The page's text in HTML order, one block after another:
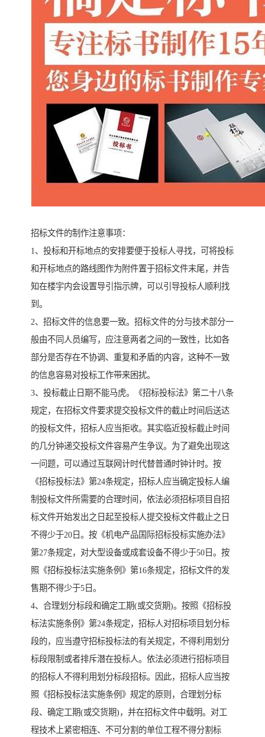
招标文件的制作注意事项：
1、投标和开标地点的安排要便于投标人寻找，可将投标
和开标地点的路线图作为附件置于招标文件末尾，并告
知在楼宇内会设置导引指示牌，可以引导投标人顺利找
到。
2、招标文件的信息要一致。招标文件的分与技术部分一
般由不同人员编写，应注意两者之间的一致性，比如各
部分是否存在不协调、重复和矛盾的内容，这种不一致
的信息容易对投标工作带来困扰。
3、投标截止日期不能马虎。《招标投标法》第二十八条
规定，在招标文件要求提交投标文件的截止时间后送达
的投标文件，招标人应当拒收。其实临近投标截止时间
的几分钟递交投标文件容易产生争议。为了避免出现这
一问题，可以通过互联网计时代替普通时钟计时。按
《招标投标法》第24条规定，招标人应当确定投标人编
制投标文件所需要的合理时间，依法必须招标项目自招
标文件开始发出之日起至投标人提交投标文件截止之日
不得少于20日。按《机电产品国际招标投标实施办法》
第27条规定，对大型设备或成套设备不得少于50日。按
照《招标投标法实施条例》第16条规定，招标文件的发
售期不得少于5日。
4、合理划分标段和确定工期(或交货期)。按照《招标投
标法实施条例》第24条规定，招标人对招标项目划分标
段的，应当遵守招标投标法的有关规定，不得利用划分
标段限制或者排斥潜在投标人。依法必须进行招标项目
的招标人不得利用划分标段招标。因此，招标人应当按
照《招标投标法实施条例》规定的原则，合理划分标
段、确定工期(或交货期)，并在招标文件中载明。对工
程技术上紧密相连、不可分割的单位工程不得分割标